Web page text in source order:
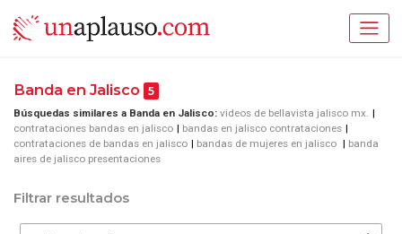
Banda en Jalisco 5
Búsquedas similares a Banda en Jalisco: videos de bellavista jalisco mx.
contrataciones bandas en jalisco
bandas en jalisco contrataciones
contrataciones de bandas en jalisco
bandas de mujeres en jalisco
banda
aires de jalisco presentaciones
Filtrar resultados